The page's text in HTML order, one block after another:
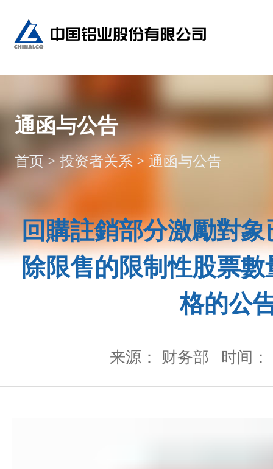
通函与公告
首页 > 投资者关系 > 通函与公告
回購註銷部分激勵對
除限售的限制性股票
格的公
来源： 财务部 时间：